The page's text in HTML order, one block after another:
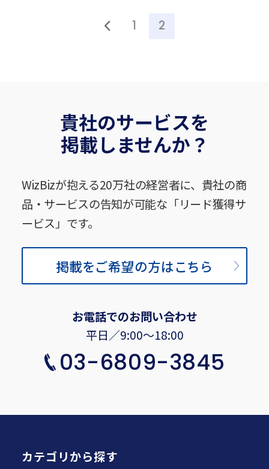
1 2
貴社のサービスを
掲載しませんか？
WizBizが抱える20万社の経営者に、貴社の商
品・サービスの告知が可能な「リード獲得サ
ービス」です。
掲載をご希望の方はこちら
お電話でのお問い合わせ
平日／9:00〜18:00
03-6809-3845
カテゴリから探す